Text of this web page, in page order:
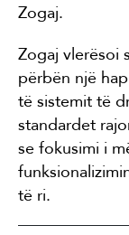
Zogaj.
Zogaj vlerësoi
përbën një
të sistemit të
standardet
se fokusimi i
të ri.